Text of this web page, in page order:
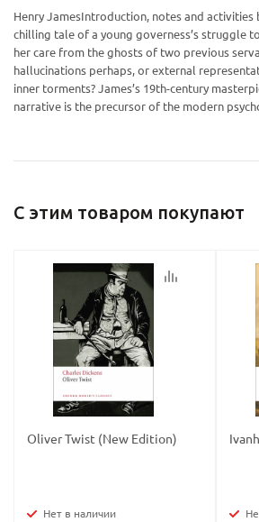
Henry JamesIntroduction, notes and activities
chilling tale of a young governess’s struggle
her care from the ghosts of two previous
hallucinations perhaps, or external
inner torments? James’s 19th-century
narrative is the precursor of the modern
С этим товаром покупают
Oliver Twist (New Edition)
Нет в наличии
Ваш E-mail:
Ваш E-mail: